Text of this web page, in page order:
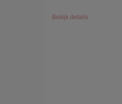
Bekijk details